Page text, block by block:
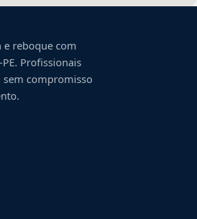
e reboque com
-PE. Profissionais
compromisso